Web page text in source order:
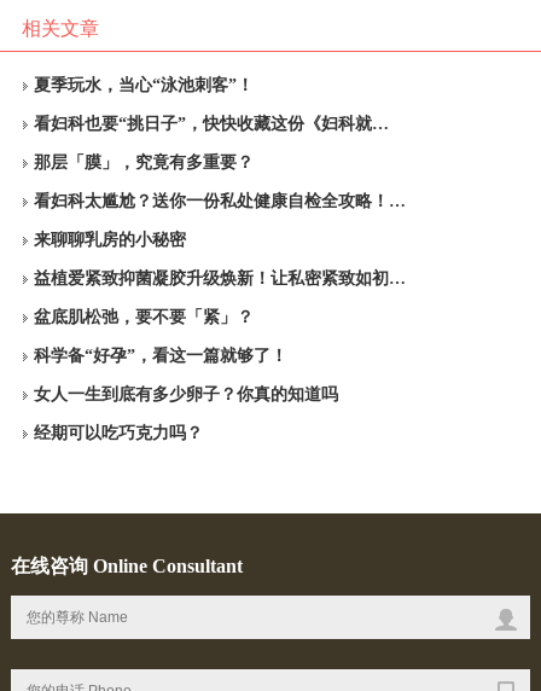
相关文章
夏季玩水，当心“泳池刺客”！
看妇科也要“挑日子”，快快收藏这份《妇科就…
那层「膜」，究竟有多重要？
看妇科太尴尬？送你一份私处健康自检全攻略！…
来聊聊乳房的小秘密
益植爱紧致抑菌凝胶升级焕新！让私密紧致如初…
盆底肌松弛，要不要「紧」？
科学备“好孕”，看这一篇就够了！
女人一生到底有多少卵子？你真的知道吗
经期可以吃巧克力吗？
在线咨询 Online Consultant